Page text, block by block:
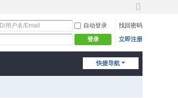
换
到
宽
版
自动登录
找回密码
登录 立即注册
快捷导航